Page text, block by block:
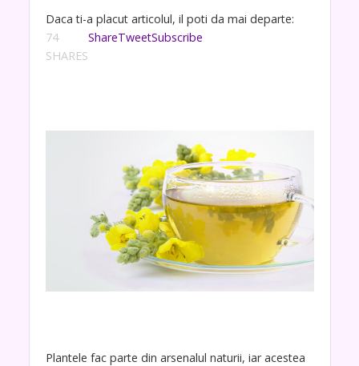
Daca ti-a placut articolul, il poti da mai departe:
74
SHARES
ShareTweetSubscribe
Plantele fac parte din arsenalul naturii, iar acestea